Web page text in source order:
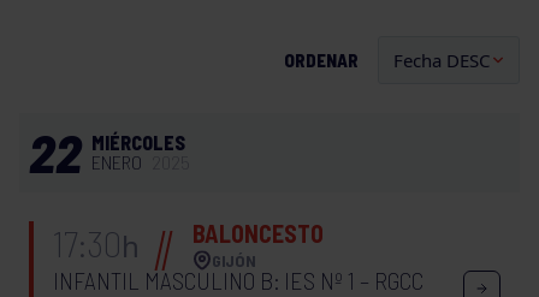
ORDENAR
22 MIÉRCOLES
ENERO
17:30h BALONCESTO
GIJÓN
INFANTIL MASCULINO B: IES Nº 1 – RGCC